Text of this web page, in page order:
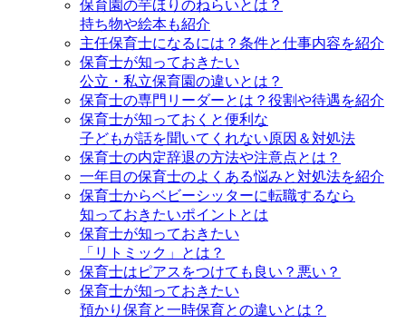
保育園の芋ほりのねらいとは？
持ち物や絵本も紹介
主任保育士になるには？条件と仕事内容を紹介
保育士が知っておきたい
公立・私立保育園の違いとは？
保育士の専門リーダーとは？役割や待遇を紹介
保育士が知っておくと便利な
子どもが話を聞いてくれない原因＆対処法
保育士の内定辞退の方法や注意点とは？
一年目の保育士のよくある悩みと対処法を紹介
保育士からベビーシッターに転職するなら
知っておきたいポイントとは
保育士が知っておきたい
「リトミック」とは？
保育士はピアスをつけても良い？悪い？
保育士が知っておきたい
預かり保育と一時保育との違いとは？